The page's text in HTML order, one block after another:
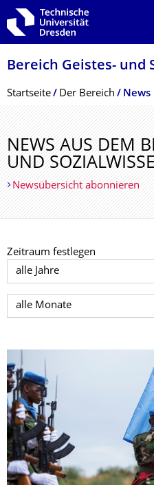
Zur Hauptnavigation springen
Zur Suche springen
Zum Inhalt springen
Bereich Geistes- und
Breadcrumb-Menü
Startseite Der Bereich News
NEWS AUS DEM
UND
Newsübersicht abonnieren
Zeitraum festlegen
Jahr auswählen
Monat auswählen